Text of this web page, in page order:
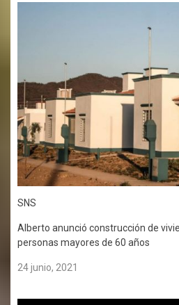
SNS
Alberto anunció construcción de
personas mayores de 60 años
24 junio, 2021